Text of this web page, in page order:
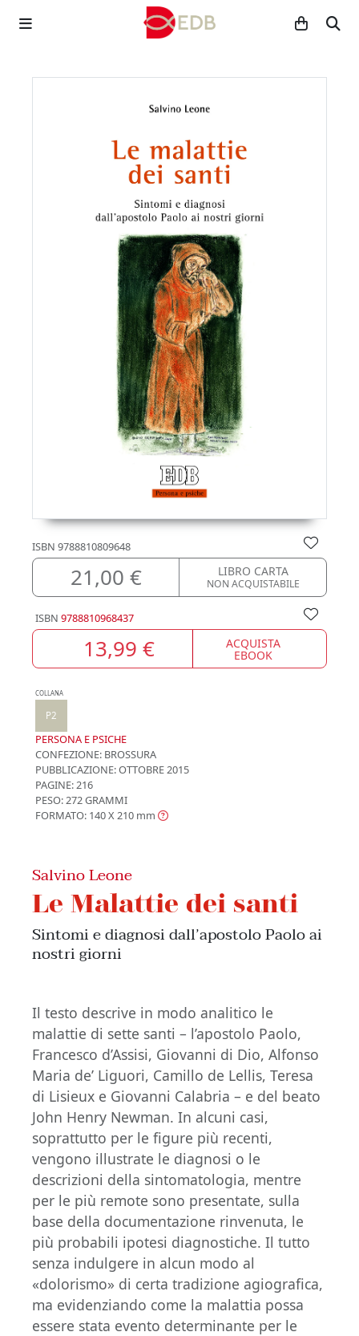
ISBN 9788810809648
21,00 € LIBRO CARTA
NON ACQUISTABILE
ISBN 9788810968437
13,99 € ACQUISTA
EBOOK
COLLANA
P2
PERSONA E PSICHE
CONFEZIONE: BROSSURA
PUBBLICAZIONE:OTTOBRE 2015
PAGINE: 216
PESO: 272 GRAMMI
FORMATO: 140 X 210 mm
Salvino Leone
Le Malattie dei santi
Sintomi e diagnosi dall’apostolo Paolo ai
nostri giorni
Il testo descrive in modo analitico le
malattie di sette santi – l’apostolo Paolo,
Francesco d’Assisi, Giovanni di Dio, Alfonso
Maria de’ Liguori, Camillo de Lellis, Teresa
di Lisieux e Giovanni Calabria – e del beato
John Henry Newman. In alcuni casi,
soprattutto per le figure più recenti,
vengono illustrate le diagnosi o le
descrizioni della sintomatologia, mentre
per le più remote sono presentate, sulla
base della documentazione rinvenuta, le
più probabili ipotesi diagnostiche. Il tutto
senza indulgere in alcun modo al
«dolorismo» di certa tradizione agiografica,
ma evidenziando come la malattia possa
essere stata evento determinante per le